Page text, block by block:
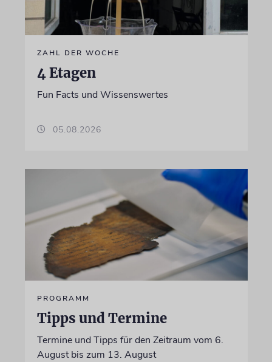
ZAHL DER WOCHE
4 Etagen
Fun Facts und Wissenswertes
05.08.2026
PROGRAMM
Tipps und Termine
Termine und Tipps für den Zeitraum vom 6.
August bis zum 13. August